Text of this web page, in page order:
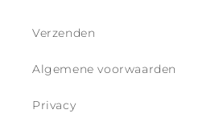
Verzenden
Algemene voorwaarden
Privacy